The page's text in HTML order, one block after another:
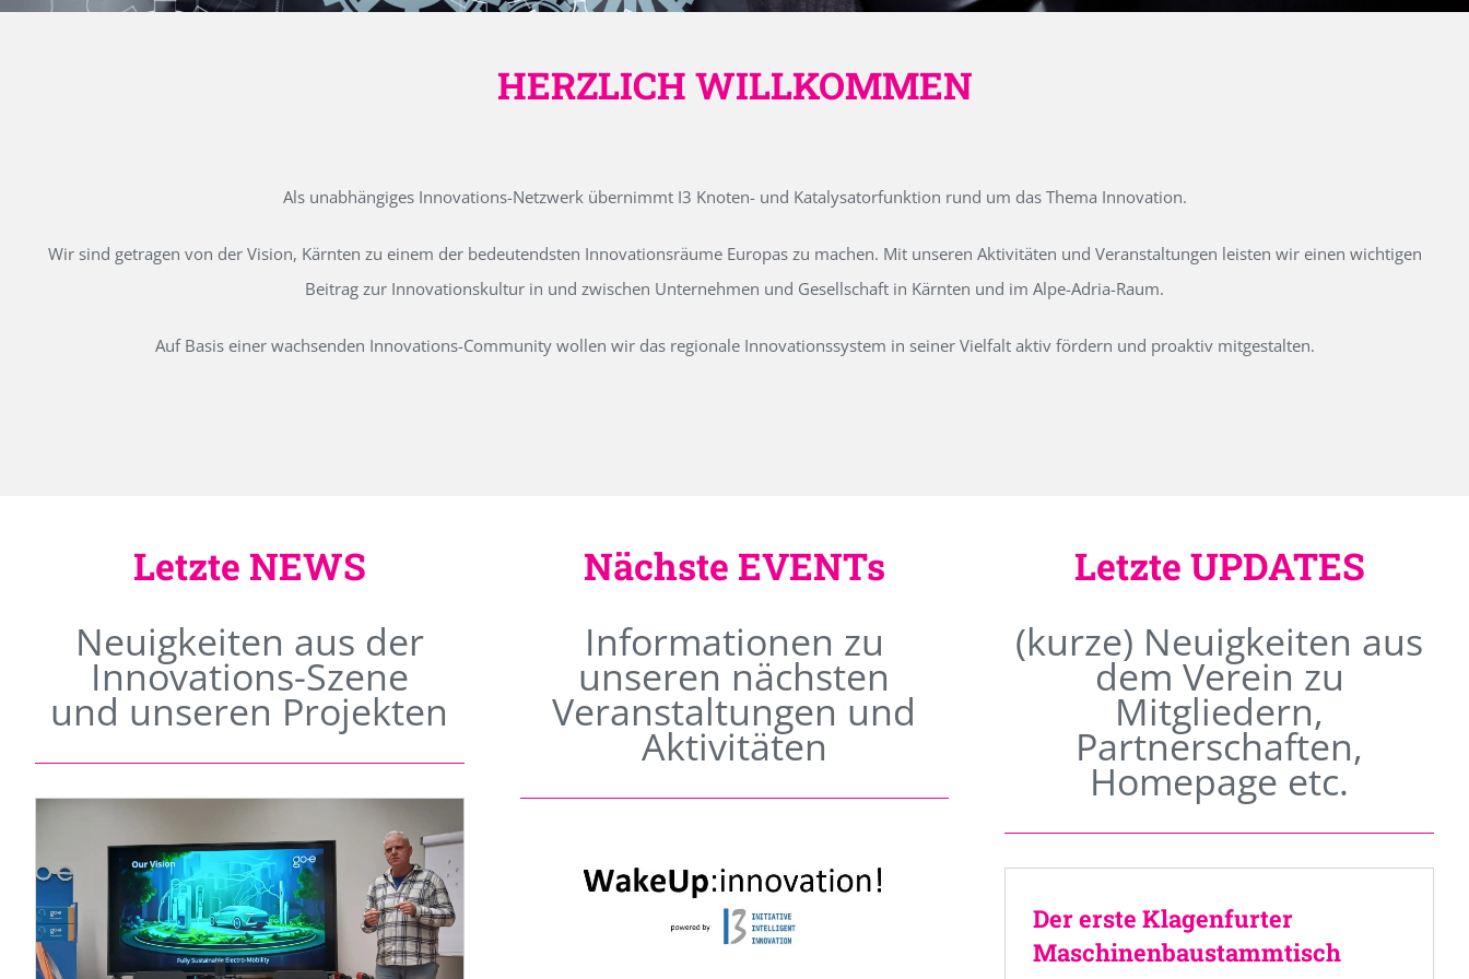
HERZLICH WILLKOMMEN
Als unabhängiges Innovations-Netzwerk übernimmt I3 Knoten- und Katalysatorfunktion rund um das Thema Innovation.
Wir sind getragen von der Vision, Kärnten zu einem der bedeutendsten Innovationsräume Europas zu machen. Mit unseren Aktivitäten und Veranstaltungen leisten wir einen wichtigen
Beitrag zur Innovationskultur in und zwischen Unternehmen und Gesellschaft in Kärnten und im Alpe-Adria-Raum.
Auf Basis einer wachsenden Innovations-Community wollen wir das regionale Innovationssystem in seiner Vielfalt aktiv fördern und proaktiv mitgestalten.
Letzte NEWS
Neuigkeiten aus der
Innovations-Szene
und unseren Projekten
Nächste EVENTs
Informationen zu
unseren nächsten
Veranstaltungen und
Aktivitäten
Letzte UPDATES
(kurze) Neuigkeiten aus
dem Verein zu
Mitgliedern,
Partnerschaften,
Homepage etc.
Der erste Klagenfurter
Maschinenbaustammtisch